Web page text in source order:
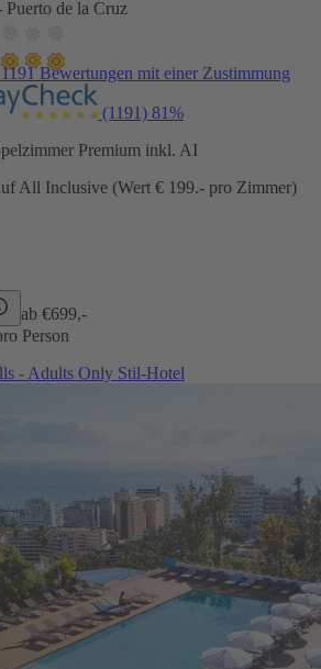
Puerto de la Cruz
Bewertungen mit einer Zustimmung
(1191) 81%
Premium inkl. AI
All Inclusive (Wert € 199.- pro Zimmer)
ab €699,-
Person
- Adults Only Stil-Hotel